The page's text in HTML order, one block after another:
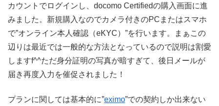
カウントでログインし、docomo Certifiedの購入画面に進
みました。新規購入なのでカメラ付きのPCまたはスマホ
で”オンライン本人確認（eKYC）”を行います。まぁこの
辺りは最近では一般的な方法となっているので説明は割愛
しますf^^ただ身分証明の写真が暗すぎて、後日メールが
届き再度入力を催促されました！
プランに関しては基本的に”eximo”での契約しか出来ない